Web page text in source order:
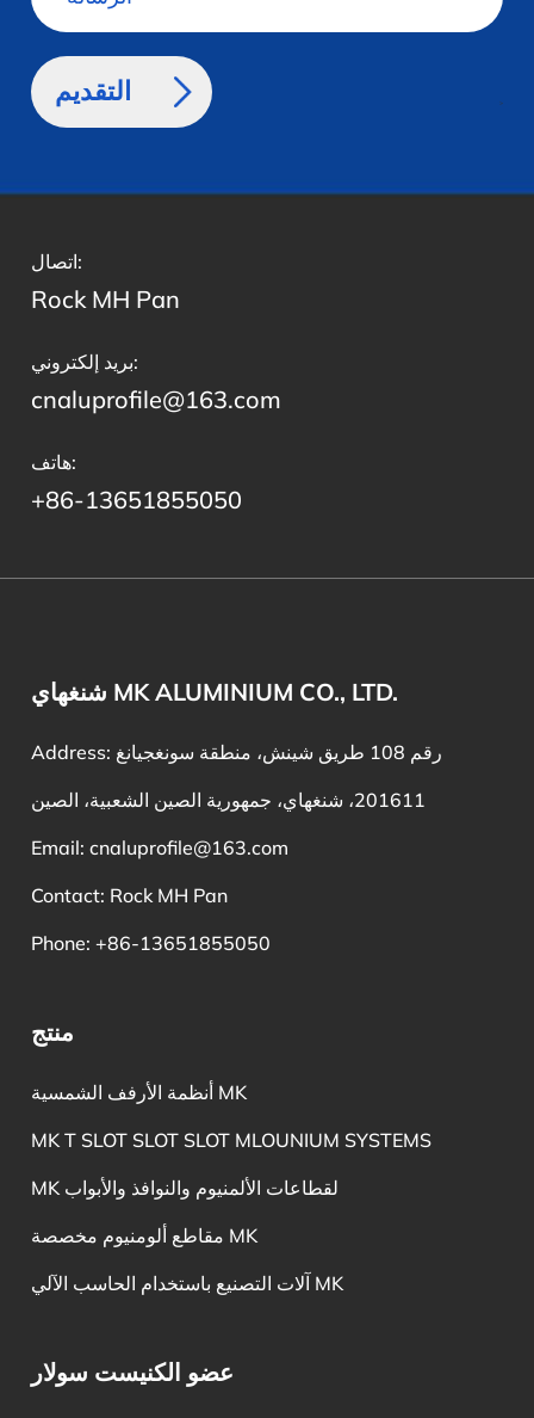
>
اتصال:
Rock MH Pan
بريد إلكتروني:
cnaluprofile@163.com
هاتف:
+86-13651855050
شنغهاي MK ALUMINIUM CO., LTD.
Address: رقم 108 طريق شينش، منطقة سونغجيانغ
201611، شنغهاي، جمهورية الصين الشعبية، الصين
Email:cnaluprofile@163.com
Contact: Rock MH Pan
Phone: +86-13651855050
منتج
أنظمة الأرفف الشمسية MK
MK T SLOT SLOT SLOT MLOUNIUM SYSTEMS
MK لقطاعات الألمنيوم والنوافذ والأبواب
مقاطع ألومنيوم مخصصة MK
آلات التصنيع باستخدام الحاسب الآلي MK
عضو الكنيست سولار